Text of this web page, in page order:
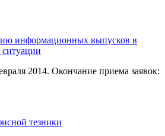
информационных выпусков в
2014. Окончание приема заявок:
тезники